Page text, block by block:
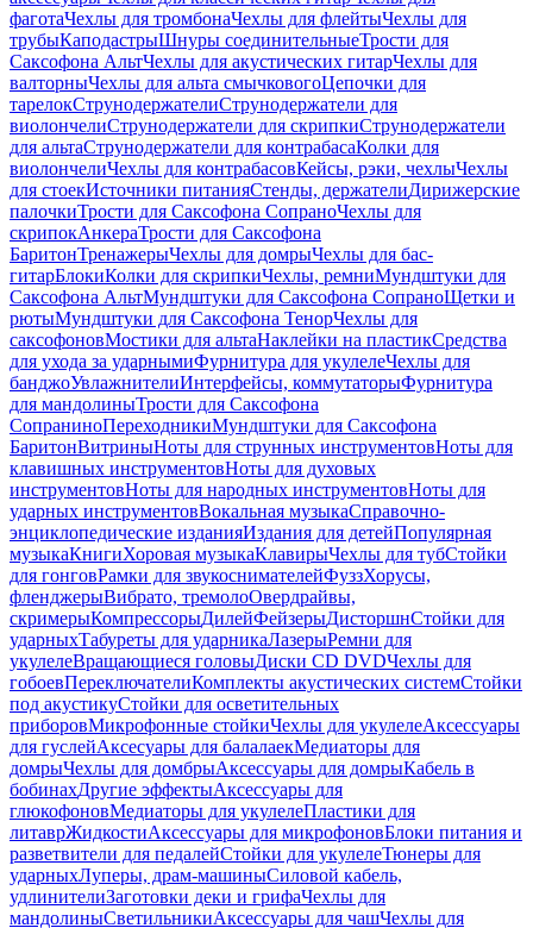
фаготаЧехлы для тромбонаЧехлы для флейтыЧехлы для
трубыКаподастрыШнуры соединительныеТрости для
Саксофона АльтЧехлы для акустических гитарЧехлы для
валторныЧехлы для альта смычковогоЦепочки для
тарелокСтрунодержателиСтрунодержатели для
виолончелиСтрунодержатели для скрипкиСтрунодержатели
для альтаСтрунодержатели для контрабасаКолки для
виолончелиЧехлы для контрабасовКейсы, рэки, чехлыЧехлы
для стоекИсточники питанияСтенды, держателиДирижерские
палочкиТрости для Саксофона СопраноЧехлы для
скрипокАнкераТрости для Саксофона
БаритонТренажерыЧехлы для домрыЧехлы для бас-
гитарБлокиКолки для скрипкиЧехлы, ремниМундштуки для
Саксофона АльтМундштуки для Саксофона СопраноЩетки и
рютыМундштуки для Саксофона ТенорЧехлы для
саксофоновМостики для альтаНаклейки на пластикСредства
для ухода за ударнымиФурнитура для укулелеЧехлы для
банджоУвлажнителиИнтерфейсы, коммутаторыФурнитура
для мандолиныТрости для Саксофона
СопраниноПереходникиМундштуки для Саксофона
БаритонВитриныНоты для струнных инструментовНоты для
клавишных инструментовНоты для духовых
инструментовНоты для народных инструментовНоты для
ударных инструментовВокальная музыкаСправочно-
энциклопедические изданияИздания для детейПопулярная
музыкаКнигиХоровая музыкаКлавирыЧехлы для тубСтойки
для гонговРамки для звукоснимателейФуззХорусы,
фленджерыВибрато, тремолоОвердрайвы,
скримерыКомпрессорыДилейФейзерыДисторшнСтойки для
ударныхТабуреты для ударникаЛазерыРемни для
укулелеВращающиеся головыДиски CD DVDЧехлы для
гобоевПереключателиКомплекты акустических системСтойки
под акустикуСтойки для осветительных
приборовМикрофонные стойкиЧехлы для укулелеАксессуары
для гуслейАксесуары для балалаекМедиаторы для
домрыЧехлы для домбрыАксессуары для домрыКабель в
бобинахДругие эффектыАксессуары для
глюкофоновМедиаторы для укулелеПластики для
литаврЖидкостиАксессуары для микрофоновБлоки питания и
разветвители для педалейСтойки для укулелеТюнеры для
ударныхЛуперы, драм-машиныСиловой кабель,
удлинителиЗаготовки деки и грифаЧехлы для
мандолиныСветильникиАксессуары для чашЧехлы для